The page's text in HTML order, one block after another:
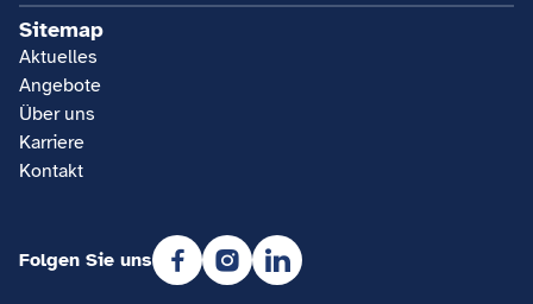
Sitemap
Aktuelles
Angebote
Über uns
Karriere
Kontakt
Folgen Sie uns